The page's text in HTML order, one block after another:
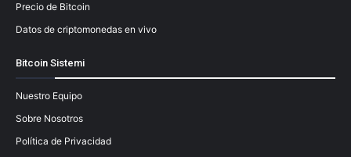
Precio de Bitcoin
Datos de criptomonedas en vivo
Bitcoin Sistemi
Nuestro Equipo
Sobre Nosotros
Política de Privacidad